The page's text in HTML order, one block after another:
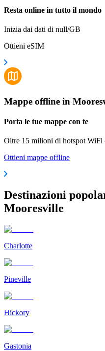
Resta online in tutto il mondo
Inizia dai dati di null/GB
Ottieni eSIM
Mappe offline in
Porta le tue mappe con te
Oltre 15 milioni di hotspot
Ottieni mappe offline
Destinazioni
Mooresville
Charlotte
Pineville
Hickory
Gastonia